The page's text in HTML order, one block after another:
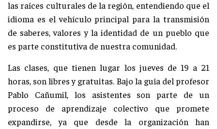
las raíces culturales de la región, entendiendo que el
idioma es el vehículo principal para la transmisión
de saberes, valores y la identidad de un pueblo que
es parte constitutiva de nuestra comunidad.
Las clases, que tienen lugar los jueves de 19 a 21
horas, son libres y gratuitas. Bajo la guía del profesor
Pablo Cañumil, los asistentes son parte de un
proceso de aprendizaje colectivo que promete
expandirse, ya que desde la organización han